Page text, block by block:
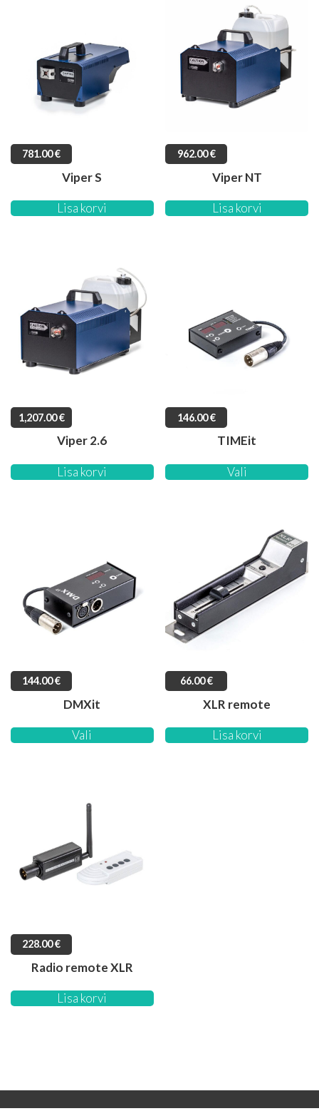
781.00€
Viper S
Lisa korvi
962.00€
Viper NT
Lisa korvi
1,207.00€
Viper 2.6
Lisa korvi
146.00€
TIMEit
Vali
144.00€
DMXit
Vali
66.00€
XLR remote
Lisa korvi
228.00€
Radio remote XLR
Lisa korvi